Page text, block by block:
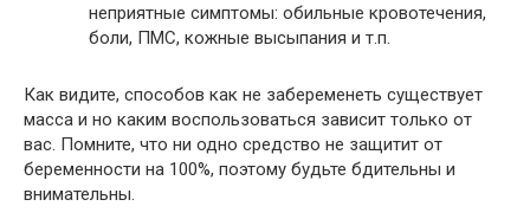
неприятные симптомы: обильные кровотечения,
боли, ПМС, кожные высыпания и т.п.
Как видите, способов как не забеременеть существует
масса и но каким воспользоваться зависит только от
вас. Помните, что ни одно средство не защитит от
беременности на 100%, поэтому будьте бдительны и
внимательны.